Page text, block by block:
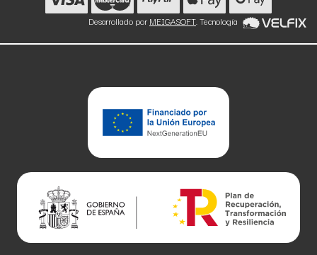
Desarrollado por MEIGASOFT. Tecnología